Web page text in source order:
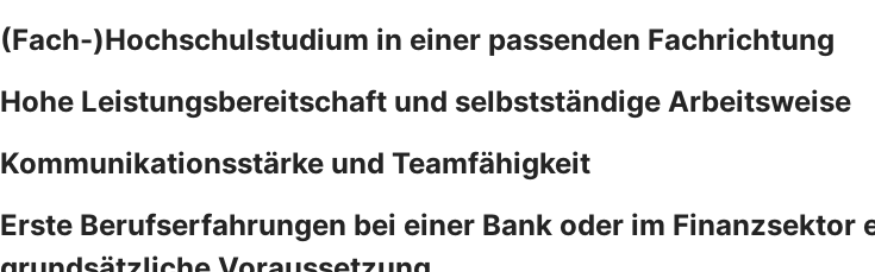
(Fach-)Hochschulstudium in einer passenden Fachrichtung
Hohe Leistungsbereitschaft und selbstständige Arbeitsweise
Kommunikationsstärke und Teamfähigkeit
Erste Berufserfahrungen bei einer Bank oder im